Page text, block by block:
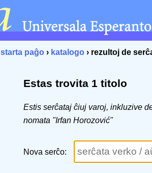
starta paĝo › katalogo › rezultoj de
Estas trovita 1 titolo
Estis serĉataj ĉiuj varoj, inkluzive
nomata "Irfan Horozović"
Nova serĉo: